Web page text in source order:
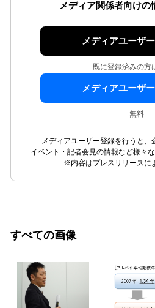
メディア関係者向けの
メディアユーザ
既に登録済みの方
メディアユーザ
無料
メディアユーザー登録を行うと、
イベント・記者会見の情報など様々
※内容はプレスリリースに
すべての画像